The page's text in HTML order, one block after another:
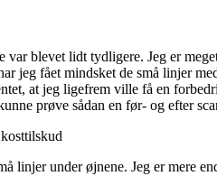
blevet lidt tydligere. Jeg er
jeg fået mindsket de små linjer
at jeg ligefrem ville få en
prøve sådan en før- og efter
linjer under øjnene. Jeg er mere